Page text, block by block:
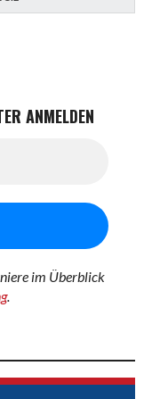
ANMELDEN
im Überblick
.